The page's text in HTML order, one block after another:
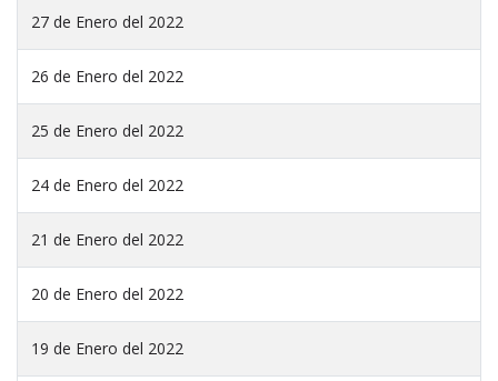
27 de Enero del 2022
26 de Enero del 2022
25 de Enero del 2022
24 de Enero del 2022
21 de Enero del 2022
20 de Enero del 2022
19 de Enero del 2022